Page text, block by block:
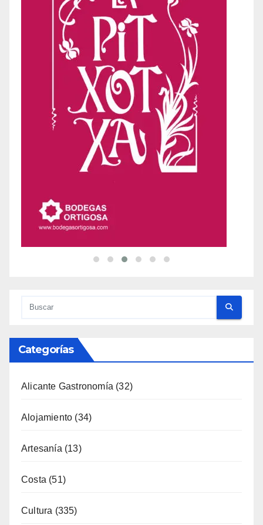
Categorías
Alicante Gastronomía (32)
Alojamiento (34)
Artesanía (13)
Costa (51)
Cultura (335)